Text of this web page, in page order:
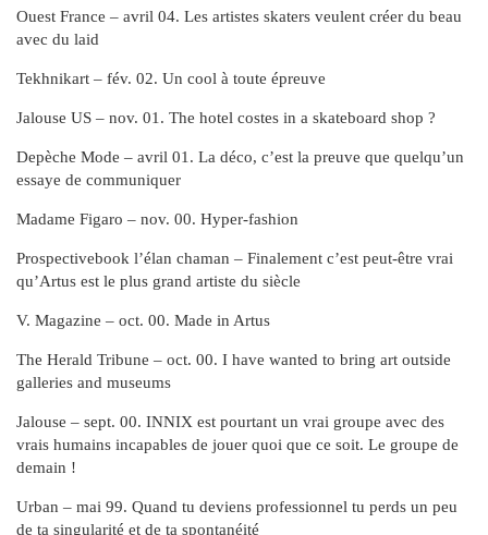
Ouest France – avril 04. Les artistes skaters veulent créer du beau
avec du laid
Tekhnikart – fév. 02. Un cool à toute épreuve
Jalouse US – nov. 01. The hotel costes in a skateboard shop ?
Depèche Mode – avril 01. La déco, c’est la preuve que quelqu’un
essaye de communiquer
Madame Figaro – nov. 00. Hyper‑fashion
Prospectivebook l’élan chaman – Finalement c’est peut‑être vrai
qu’Artus est le plus grand artiste du siècle
V. Magazine – oct. 00. Made in Artus
The Herald Tribune – oct. 00. I have wanted to bring art outside
galleries and museums
Jalouse – sept. 00. INNIX est pourtant un vrai groupe avec des
vrais humains incapables de jouer quoi que ce soit. Le groupe de
demain !
Urban – mai 99. Quand tu deviens professionnel tu perds un peu
de ta singularité et de ta spontanéité